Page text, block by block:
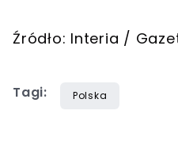
Źródło: Interia /
Tagi: Polska